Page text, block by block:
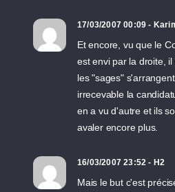
17/03/2007 00:09 -
Et encore, vu que le
est envi par la droite,
les "sages"
irrecevable la
en a vu d'autre et ils
avaler encore plus.
16/03/2007 23:52 - H2
Mais le but c'est